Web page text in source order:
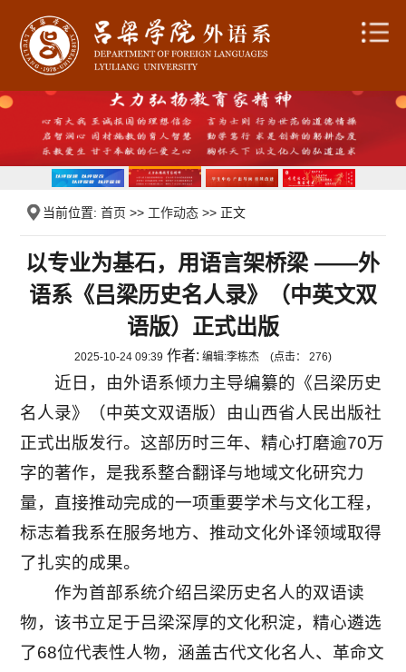
当前位置:首页 >> 工作动态 >> 正文
以专业为基石，用语言架桥梁 ——外
语系《吕梁历史名人录》（中英文双
语版）正式出版
2025-10-24 09:39 作者: 编辑:李栋杰 (点击： 276)
近日，由外语系倾力主导编纂的《吕梁历史
名人录》（中英文双语版）由山西省人民出版社
正式出版发行。这部历时三年、精心打磨逾70万
字的著作，是我系整合翻译与地域文化研究力
量，直接推动完成的一项重要学术与文化工程，
标志着我系在服务地方、推动文化外译领域取得
了扎实的成果。
作为首部系统介绍吕梁历史名人的双语读
物，该书立足于吕梁深厚的文化积淀，精心遴选
了68位代表性人物，涵盖古代文化名人、革命文